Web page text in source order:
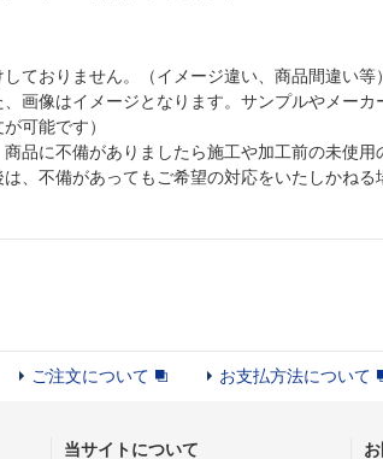
ておりません。（イメージ違い、商品間違い等）
画像はイメージとなります。サンプルやメー
可能です）
品に不備がありましたら施工や加工前の未使用
、不備があってもご希望の対応をいたしかねる
ご注文について お支払方法について
当サイトについて